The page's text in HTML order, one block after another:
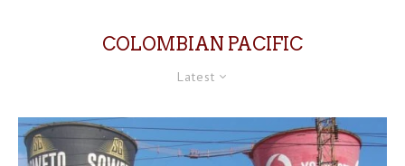
COLOMBIAN PACIFIC
Latest